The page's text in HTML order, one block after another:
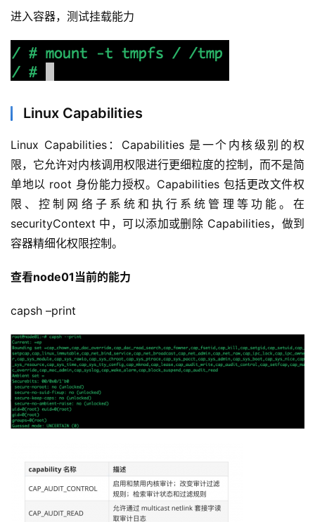
进入容器，测试挂载能力
Linux Capabilities
Linux Capabilities：Capabilities 是一个内核级别的权
限，它允许对内核调用权限进行更细粒度的控制，而不是简
单地以 root 身份能力授权。Capabilities 包括更改文件权
限、控制网络子系统和执行系统管理等功能。在
securityContext 中，可以添加或删除 Capabilities，做到
容器精细化权限控制。
查看node01当前的能力
capsh –print